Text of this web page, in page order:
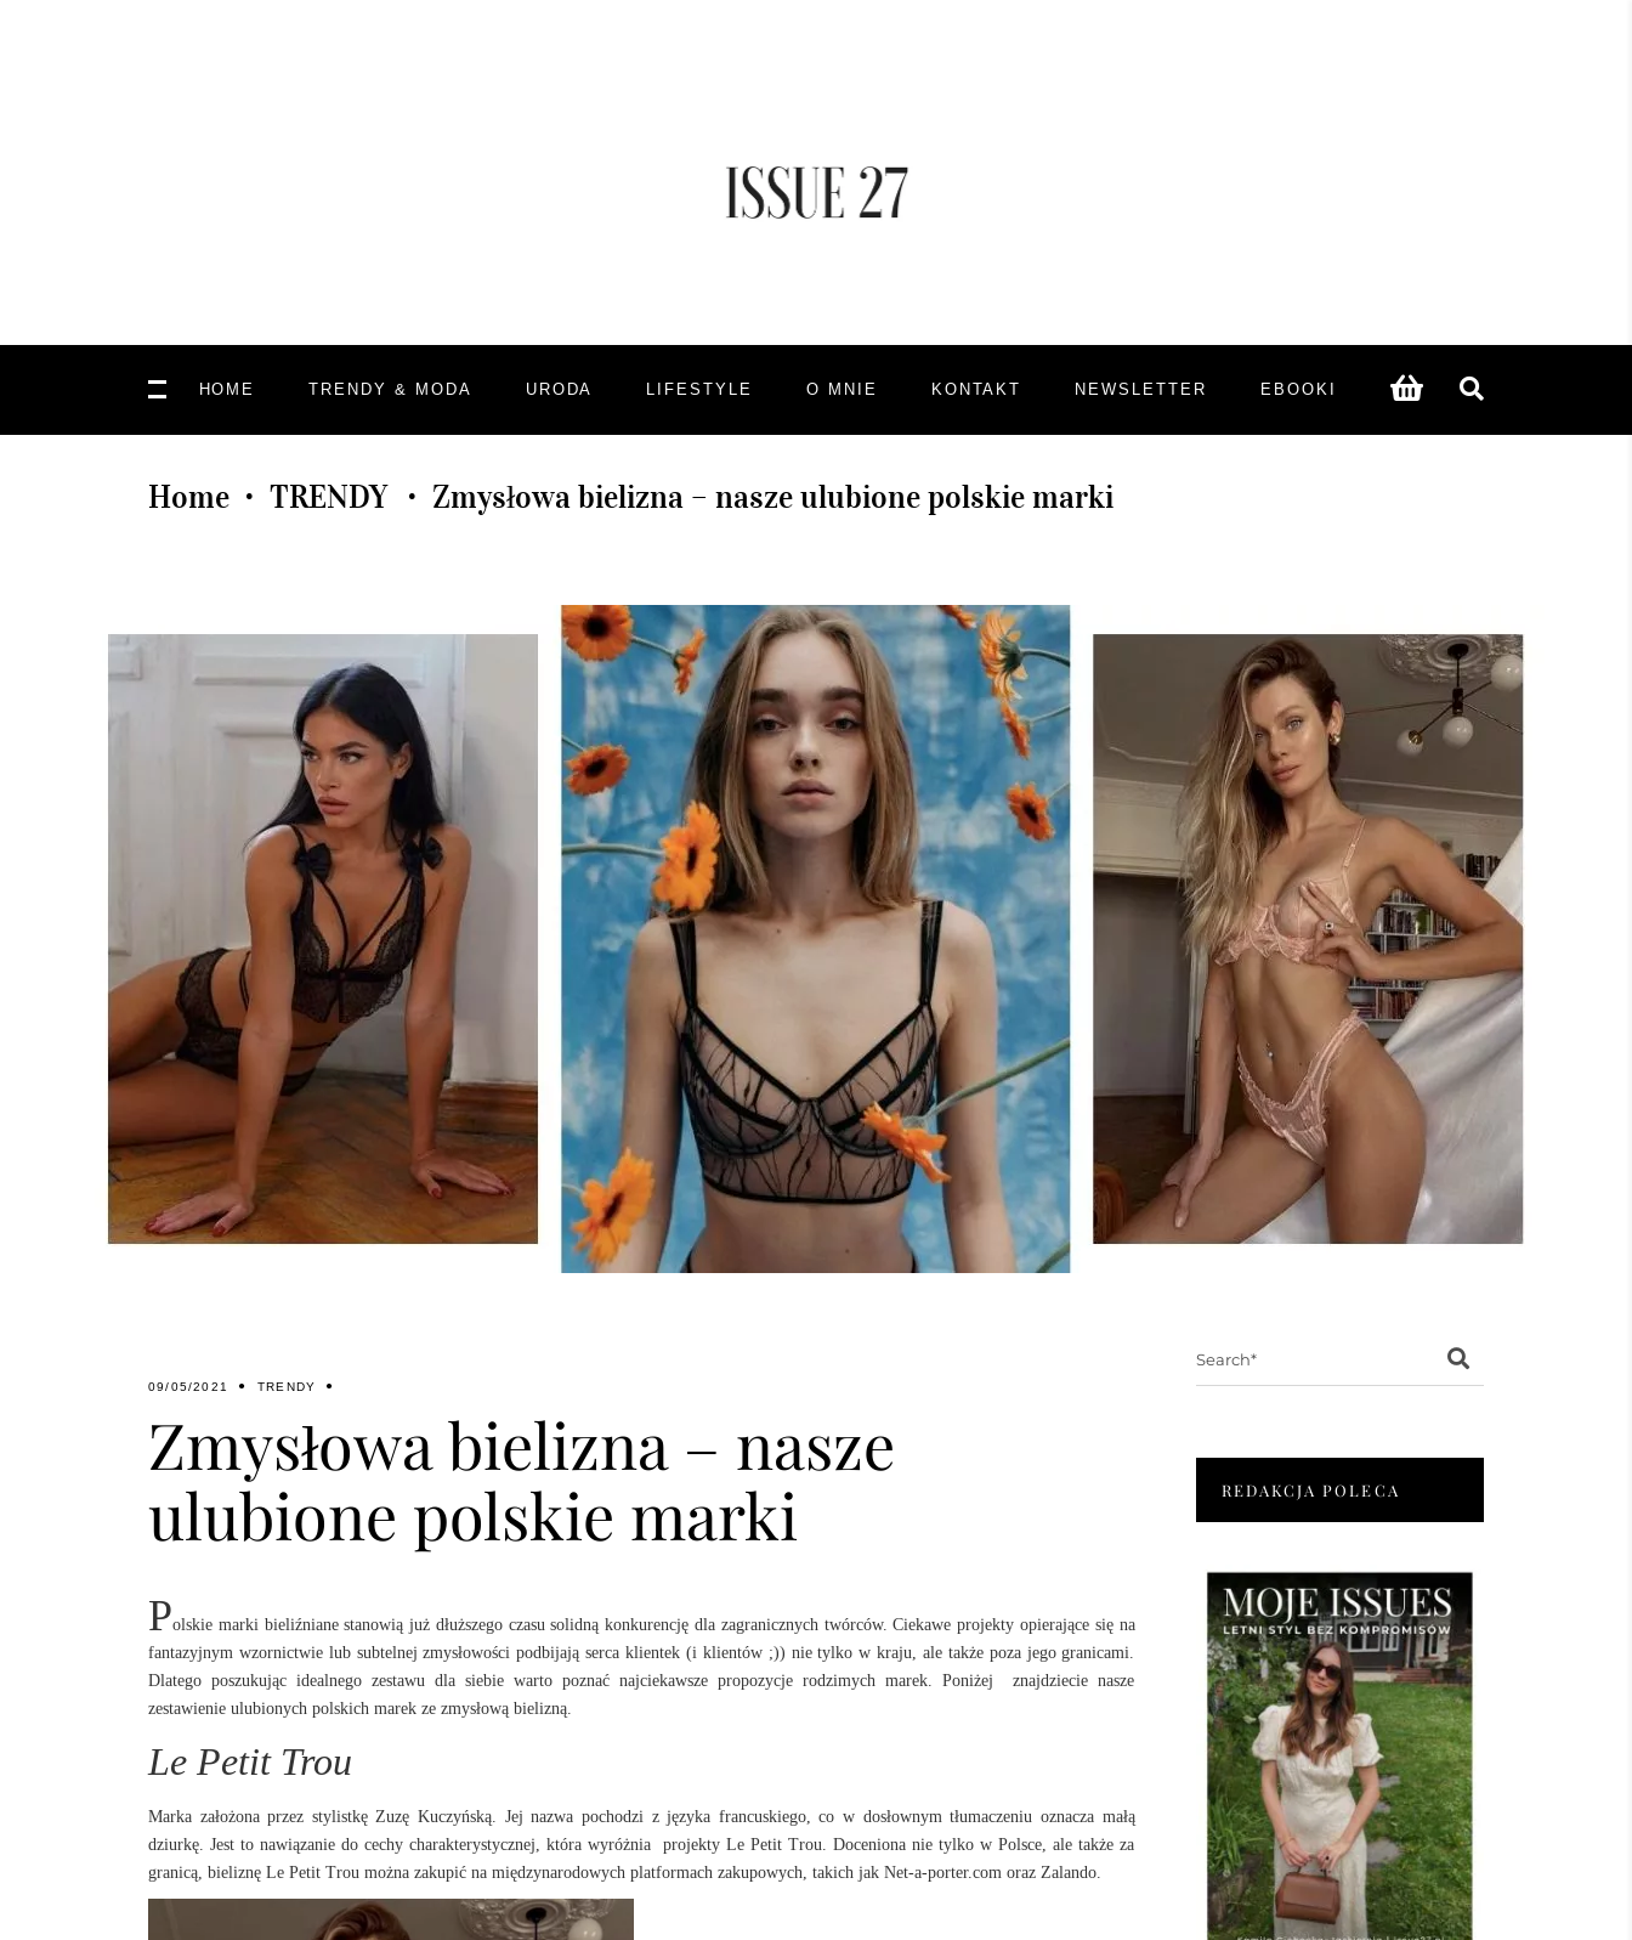
HOME TRENDY & MODA URODA LIFESTYLE O MNIE KONTAKT NEWSLETTER EBOOKI
Home • TRENDY • Zmysłowa bielizna – nasze ulubione polskie marki
09/05/2021 TRENDY
Zmysłowa bielizna – nasze
ulubione polskie marki
Polskie marki bieliźniane stanowią już dłuższego czasu solidną konkurencję dla zagranicznych twórców. Ciekawe projekty opierające się na
fantazyjnym wzornictwie lub subtelnej zmysłowości podbijają serca klientek (i klientów ;)) nie tylko w kraju, ale także poza jego granicami.
Dlatego poszukując idealnego zestawu dla siebie warto poznać najciekawsze propozycje rodzimych marek. Poniżej znajdziecie nasze
zestawienie ulubionych polskich marek ze zmysłową bielizną.
Le Petit Trou
Marka założona przez stylistkę Zuzę Kuczyńską. Jej nazwa pochodzi z języka francuskiego, co w dosłownym tłumaczeniu oznacza małą
dziurkę. Jest to nawiązanie do cechy charakterystycznej, która wyróżnia projekty Le Petit Trou. Doceniona nie tylko w Polsce, ale także za
granicą, bieliznę Le Petit Trou można zakupić na międzynarodowych platformach zakupowych, takich jak Net-a-porter.com oraz Zalando.
REDAKCJA POLECA